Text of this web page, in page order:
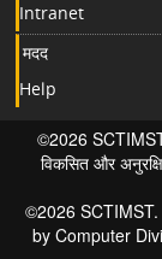
Intranet
मदद
Help
©2026 SCTIMST.
विकसित और
©2026
by Computer